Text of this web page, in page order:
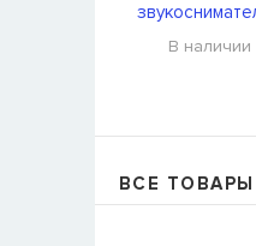
DiMarzioВ наличии
ВСЕ ТОВАРЫ